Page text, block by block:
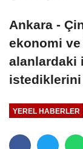
Ankara -
ekonomi ve
alanlardaki
YEREL HABERLER